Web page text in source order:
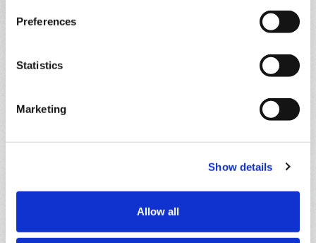
Preferences
Statistics
Marketing
Show details
Allow all
早期・ハイレベルインターン「UNiTE」を